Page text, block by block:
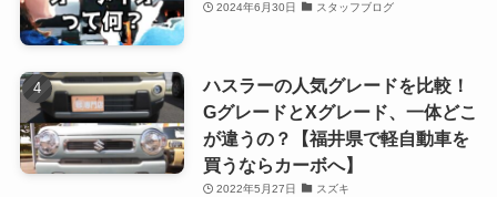
2024年6月30日 スタッフブログ
ハスラーの人気グレードを比較！
GグレードとXグレード、一体どこ
が違うの？【福井県で軽自動車を
買うならカーボへ】
2022年5月27日 スズキ